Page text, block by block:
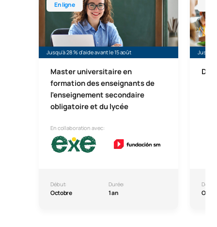
En ligne
Jusqu'à 28 % d'aide avant le 15 août
Master universitaire en
formation des enseignants de
l'enseignement secondaire
obligatoire et du lycée
En collaboration avec:
Début:
Octobre
Durée:
1 an
Jusqu'à